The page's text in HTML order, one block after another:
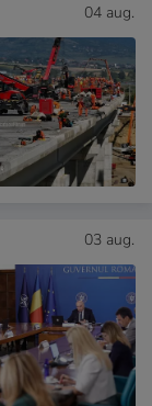
04 aug.
03 aug.